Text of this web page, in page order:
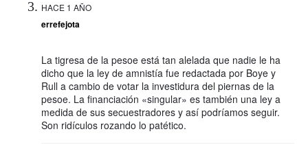
HACE 1 AÑO
errefejota
La tigresa de la pesoe está tan alelada que nadie le ha
dicho que la ley de amnistía fue redactada por Boye y
Rull a cambio de votar la investidura del piernas de la
pesoe. La financiación «singular» es también una ley a
medida de sus secuestradores y así podríamos seguir.
Son ridículos rozando lo patético.